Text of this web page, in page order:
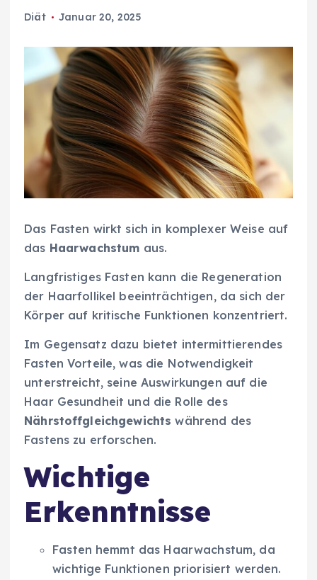
Diät Januar 20, 2025
Das Fasten wirkt sich in komplexer Weise auf
das Haarwachstum aus.
Langfristiges Fasten kann die Regeneration
der Haarfollikel beeinträchtigen, da sich der
Körper auf kritische Funktionen konzentriert.
Im Gegensatz dazu bietet intermittierendes
Fasten Vorteile, was die Notwendigkeit
unterstreicht, seine Auswirkungen auf die
Haar Gesundheit und die Rolle des
Nährstoffgleichgewichts während des
Fastens zu erforschen.
Wichtige
Erkenntnisse
Fasten hemmt das Haarwachstum, da
wichtige Funktionen priorisiert werden.